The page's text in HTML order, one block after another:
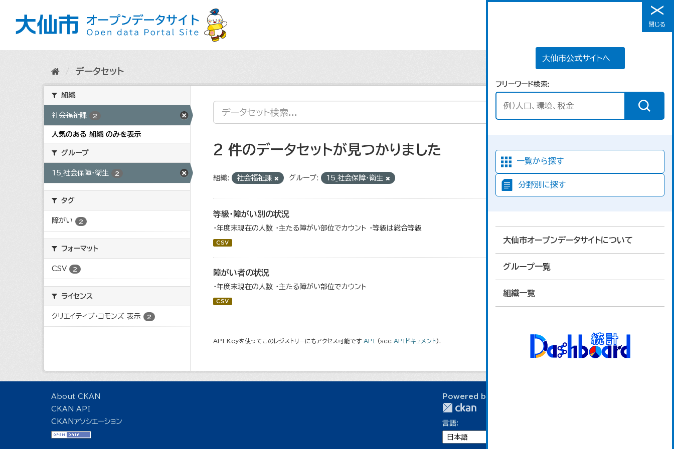
メニュー
大仙市公式サイトへ
フリーワード検索
一覧から探す
分野別に探す
大仙市オープンデータサイトについて
グループ一覧
組織一覧
閉じる
データセット
組織
社会福祉課 2
人気のある 組織 のみを表示
グループ
15_社会保障・衛生 2
タグ
障がい 2
フォーマット
CSV 2
ライセンス
クリエイティブ・コモンズ 表示 2
2 件のデータセットが見つかりました
組織: 社会福祉課 グループ: 15_社会保障・衛生
等級・障がい別の状況
・年度末現在の人数 ・主たる障がい部位でカウント ・等級は総合等級
CSV
障がい者の状況
・年度末現在の人数 ・主たる障がい部位でカウント
CSV
API Keyを使ってこのレジストリーにもアクセス可能です API (see APIドキュメント).
About CKAN
CKAN API
CKANアソシエーション
Powered by
言語